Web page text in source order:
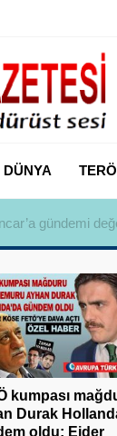
DÜNYA
gündemi
kumpası
Durak
oldu; Ejder